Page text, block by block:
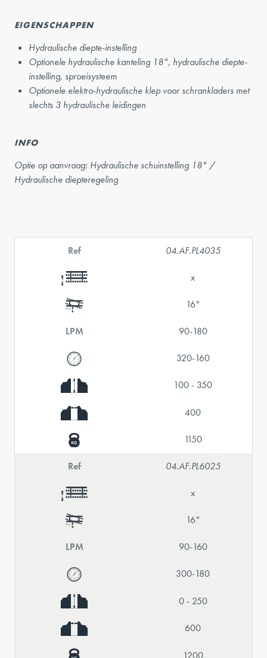
EIGENSCHAPPEN
Hydraulische diepte-instelling
Optionele hydraulische kanteling 18°, hydraulische diepte-
instelling, sproeisysteem
Optionele elektro-hydraulische klep voor schrankladers met
slechts 3 hydraulische leidingen
INFO
Optie op aanvraag: Hydraulische schuinstelling 18° /
Hydraulische diepteregeling
Ref 04.AF.PL4035
x
16°
LPM 90-180
320-160
100 - 350
400
1150
Ref 04.AF.PL6025
x
16°
LPM 90-160
300-180
0 - 250
600
1200